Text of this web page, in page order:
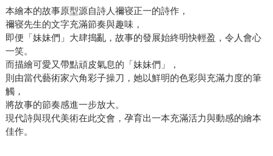
本繪本的故事原型源自詩人禰寝正一的詩作，
禰寝先生的文字充滿節奏與趣味，
即便「妹妹們」大肆搗亂，故事的發展始終明快輕盈，令人會心
一笑。
而描繪可愛又帶點頑皮氣息的「妹妹們」，
則由當代藝術家六角彩子操刀，她以鮮明的色彩與充滿力度的筆
觸，
將故事的節奏感進一步放大。
現代詩與現代美術在此交會，孕育出一本充滿活力與動感的繪本
佳作。